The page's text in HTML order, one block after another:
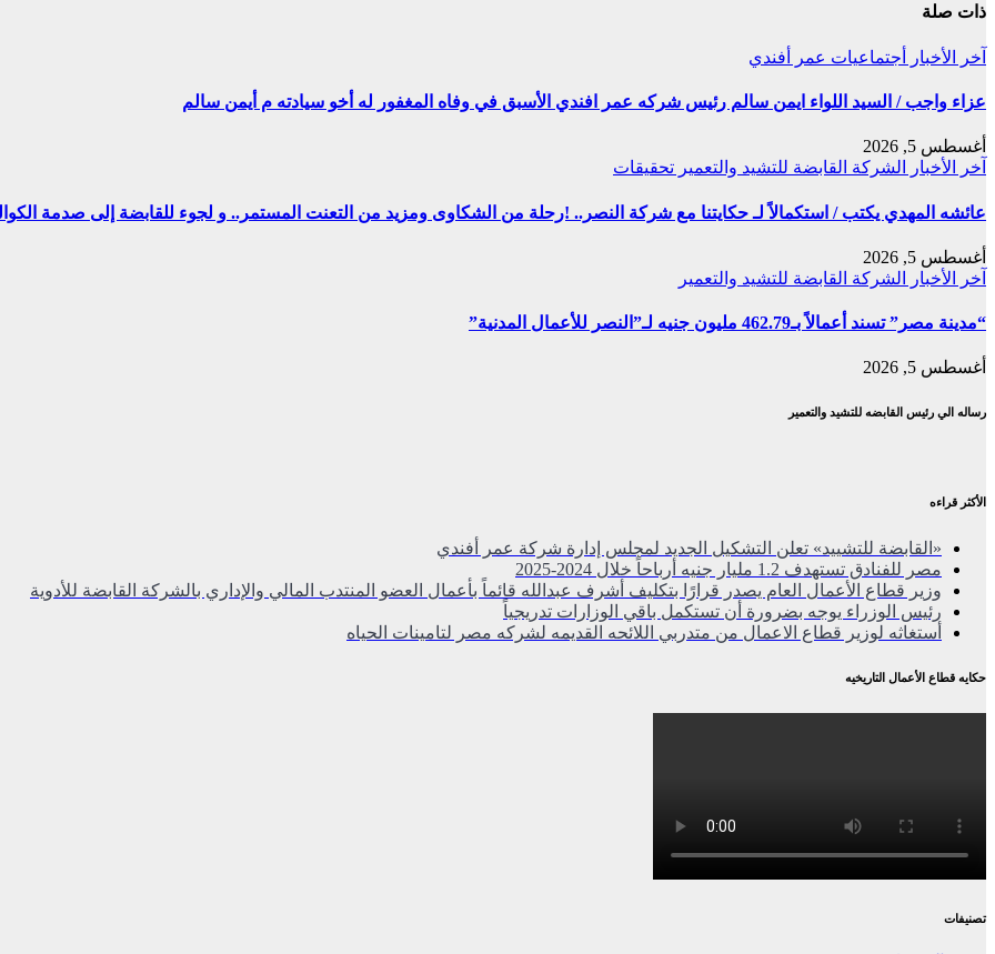
ذات صلة
آخر الأخبار أجتماعيات عمر أفندي
عزاء واجب / السيد اللواء ايمن سالم رئيس شركه عمر افندي الأسبق في وفاه المغفور له أخو سيادته م أيمن سالم
أغسطس 5, 2026
آخر الأخبار
الشركة القابضة للتشيد والتعمير تحقيقات
عائشه المهدي يكتب / استكمالاً لـ حكايتنا مع شركة النصر.. !رحلة من الشكاوى ومزيد من التعنت المستمر.. و لجوء للقابضة إلى صدمة
أغسطس 5, 2026
آخر الأخبار
الشركة القابضة للتشيد والتعمير
“مدينة مصر” تسند أعمالاً بـ462.79 مليون جنيه لـ”النصر للأعمال المدنية”
أغسطس 5, 2026
رساله الي رئيس القابضه للتشيد والتعمير
الأكثر قراءه
«القابضة للتشييد» تعلن التشكيل الجديد لمجلس إدارة شركة عمر أفندي
مصر للفنادق تستهدف 1.2 مليار جنيه أرباحاً خلال 2024-2025
وزير قطاع الأعمال العام يصدر قرارًا بتكليف أشرف عبدالله قائماً بأعمال العضو المنتدب المالي والإداري بالشركة القابضة للأدوية
رئيس الوزراء يوجه بضرورة أن تستكمل باقي الوزارات تدريجياً
أستغاثه لوزير قطاع الاعمال من متدربي اللائحه القديمه لشركه مصر لتامينات الحياه
حكايه قطاع الأعمال التاريخيه
تصنيفات